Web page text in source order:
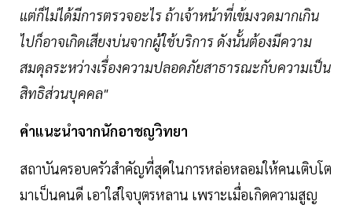
แต่ก็ไม่ได้มีการตรวจอะไร ถ้าเจ้าหน้าที่เข้มงวดมากเกิน
ไปก็อาจเกิดเสียงบ่นจากผู้ใช้บริการ ดังนั้นต้องมีความ
สมดุลระหว่างเรื่องความปลอดภัยสาธารณะกับความเป็น
สิทธิส่วนบุคคล"
คำแนะนำจากนักอาชญวิทยา
สถาบันครอบครัวสำคัญที่สุดในการหล่อหลอมให้คนเติบโต
มาเป็นคนดี เอาใส่ใจบุตรหลาน เพราะเมื่อเกิดความสูญ